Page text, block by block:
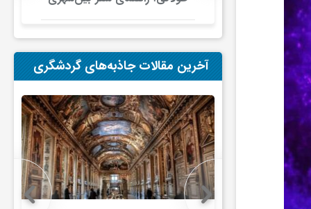
در ایران
آخرین مقالات جاذبه‌های گردشگری